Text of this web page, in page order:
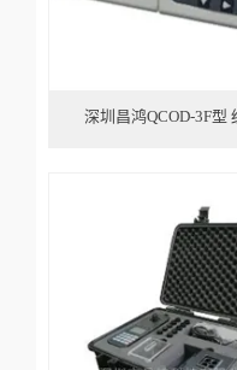
深圳昌鸿QCOD-3F型